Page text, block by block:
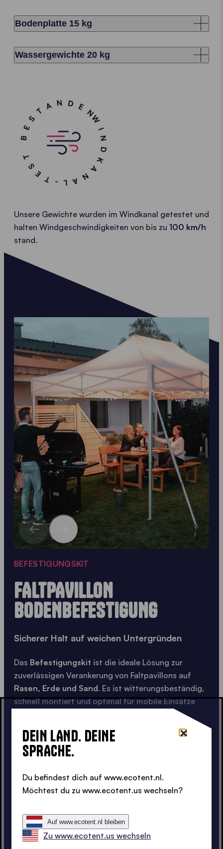
Bodenplatte 15 kg
Wassergewichte 20 kg
WINDKANAL-TEST BESTANDEN
Unsere Gewichte wurden im Windkanal getestet und
halten Windgeschwindigkeiten von bis zu 100 km/h
stand.
BEFESTIGUNGSKIT
FALTPAVILLON
BODENBEFESTIGUNG
Sicherer Halt auf weichen Untergründen
Das Befestigungskit ist die ideale Lösung zur
zuverlässigen Verankerung von Faltpavillons auf
Rasen, Erde und Sand. Es ist witterungsbeständig,
schnell montiert und optimal für mobile Einsätze
Erhältlich als 4er- oder 6er-Set
Komplettset mit
Stabile Fixierung auch bei Wind
Schnelle Montage ohne Vorkenntnisse
vorgesehenen Schlaufen am Pavillondach befestigt
und mit Karabinern an den Heringen eingehängt. Die
DEIN LAND. DEINE
SPRACHE.
Du befindest dich auf www.ecotent.nl.
Möchtest du zu www.ecotent.us wechseln?
Auf www.ecotent.nl bleiben
Zu www.ecotent.us wechseln